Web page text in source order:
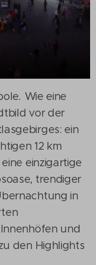
. Wie eine
vor der
ein
12 km
einzigartige
trendiger
in
und
den Highlights